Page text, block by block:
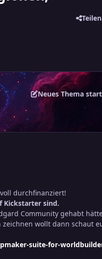
Teilen
Neues Thema
durchfinanziert!
Kickstarter sind.
Community gehabt
wollt dann schaut
suite-for-